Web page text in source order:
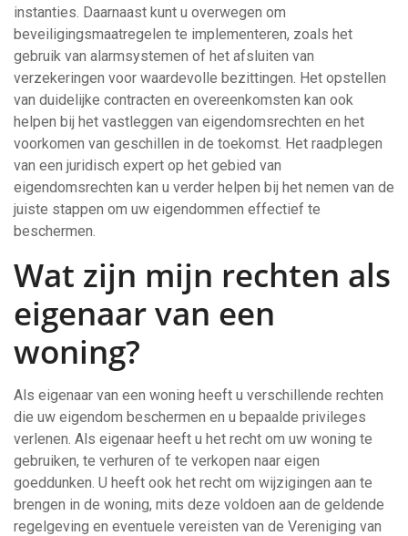
instanties. Daarnaast kunt u overwegen om
beveiligingsmaatregelen te implementeren, zoals het
gebruik van alarmsystemen of het afsluiten van
verzekeringen voor waardevolle bezittingen. Het opstellen
van duidelijke contracten en overeenkomsten kan ook
helpen bij het vastleggen van eigendomsrechten en het
voorkomen van geschillen in de toekomst. Het raadplegen
van een juridisch expert op het gebied van
eigendomsrechten kan u verder helpen bij het nemen van de
juiste stappen om uw eigendommen effectief te
beschermen.
Wat zijn mijn rechten als
eigenaar van een
woning?
Als eigenaar van een woning heeft u verschillende rechten
die uw eigendom beschermen en u bepaalde privileges
verlenen. Als eigenaar heeft u het recht om uw woning te
gebruiken, te verhuren of te verkopen naar eigen
goeddunken. U heeft ook het recht om wijzigingen aan te
brengen in de woning, mits deze voldoen aan de geldende
regelgeving en eventuele vereisten van de Vereniging van